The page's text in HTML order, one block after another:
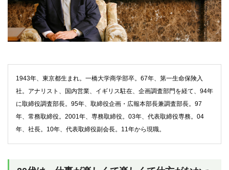
1943年、東京都生まれ。一橋大学商学部卒。67年、第一生命保険入
社。アナリスト、国内営業、イギリス駐在、企画調査部門を経て、94年
に取締役調査部長。95年、取締役企画・広報本部長兼調査部長。97
年、常務取締役。2001年、専務取締役。03年、代表取締役専務。04
年、社長。10年、代表取締役副会長。11年から現職。